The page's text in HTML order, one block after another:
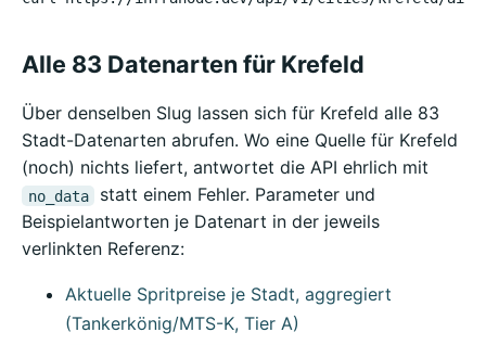
Alle 83 Datenarten für Krefeld
Über denselben Slug lassen sich für Krefeld alle 83
Stadt-Datenarten abrufen. Wo eine Quelle für Krefeld
(noch) nichts liefert, antwortet die API ehrlich mit
no_data
statt einem Fehler. Parameter und
Beispielantworten je Datenart in der jeweils
verlinkten Referenz:
Aktuelle Spritpreise je Stadt, aggregiert
(Tankerkönig/MTS-K, Tier A)